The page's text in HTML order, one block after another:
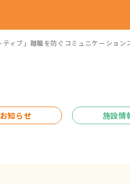
ティブ」離職を防ぐコミュニケーション
お知らせ 施設情